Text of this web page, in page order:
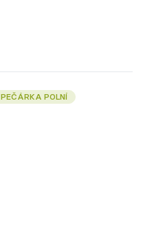
PEČÁRKA POLNÍ